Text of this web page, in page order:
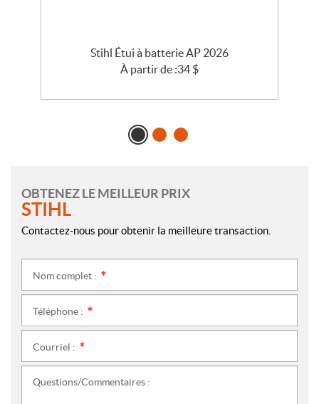
Stihl Étui à batterie AP 2026
À partir de :34 $
OBTENEZ LE MEILLEUR PRIX
STIHL
Contactez-nous pour obtenir la meilleure transaction.
Nom complet :
Téléphone :
Courriel :
Questions/Commentaires :